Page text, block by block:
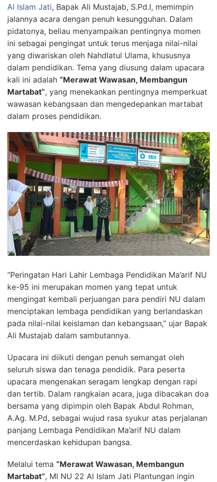
Al Islam Jati, Bapak Ali Mustajab, S.Pd.I, memimpin
jalannya acara dengan penuh kesungguhan. Dalam
pidatonya, beliau menyampaikan pentingnya momen
ini sebagai pengingat untuk terus menjaga nilai-nilai
yang diwariskan oleh Nahdlatul Ulama, khususnya
dalam pendidikan. Tema yang diusung dalam upacara
kali ini adalah “Merawat Wawasan, Membangun
Martabat”, yang menekankan pentingnya memperkuat
wawasan kebangsaan dan mengedepankan martabat
dalam proses pendidikan.
“Peringatan Hari Lahir Lembaga Pendidikan Ma’arif NU
ke-95 ini merupakan momen yang tepat untuk
mengingat kembali perjuangan para pendiri NU dalam
menciptakan lembaga pendidikan yang berlandaskan
pada nilai-nilai keislaman dan kebangsaan,” ujar Bapak
Ali Mustajab dalam sambutannya.
Upacara ini diikuti dengan penuh semangat oleh
seluruh siswa dan tenaga pendidik. Para peserta
upacara mengenakan seragam lengkap dengan rapi
dan tertib. Dalam rangkaian acara, juga dibacakan doa
bersama yang dipimpin oleh Bapak Abdul Rohman,
A.Ag. M.Pd, sebagai wujud rasa syukur atas perjalanan
panjang Lembaga Pendidikan Ma’arif NU dalam
mencerdaskan kehidupan bangsa.
Melalui tema “Merawat Wawasan, Membangun
Martabat”, MI NU 22 Al Islam Jati Plantungan ingin